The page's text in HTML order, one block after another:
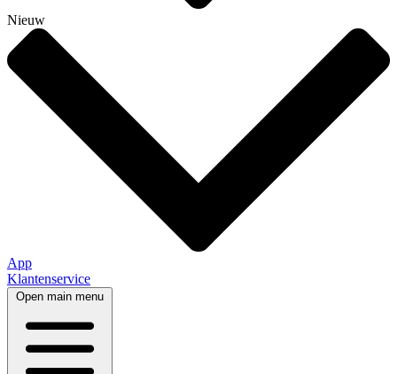
Nieuw
App
Klantenservice
Open main menu